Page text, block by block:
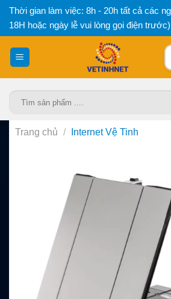
Bỏ
qua
nội
dung
Thời gian làm việc: 8h - 20h tất cả các
18H hoặc ngày lễ vui lòng gọi điện trước)
Trang chủ / Internet Vệ Tinh